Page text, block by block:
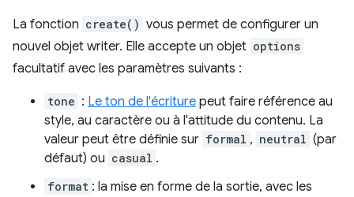
La fonction create() vous permet de configurer un
nouvel objet writer. Elle accepte un objet options
facultatif avec les paramètres suivants :
tone : Le ton de l'écriture peut faire référence au
style, au caractère ou à l'attitude du contenu. La
valeur peut être définie sur formal , neutral (par
défaut) ou casual .
format : la mise en forme de la sortie, avec les